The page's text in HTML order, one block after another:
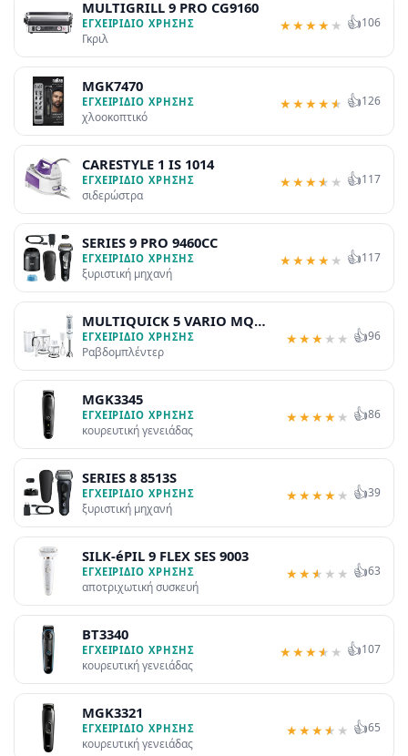
MULTIGRILL 9 PRO CG9160
ΕΓΧΕΙΡΊΔΙΟ ΧΡΉΣΗΣ
Γκριλ
★★★★ ★ 👍106
MGK7470
ΕΓΧΕΙΡΊΔΙΟ ΧΡΉΣΗΣ
χλοοκοπτικό
★★★★★ 👍126
CARESTYLE 1 IS 1014
ΕΓΧΕΙΡΊΔΙΟ ΧΡΉΣΗΣ
σιδερώστρα
★★★★ ★ 👍117
SERIES 9 PRO 9460CC
ΕΓΧΕΙΡΊΔΙΟ ΧΡΉΣΗΣ
ξυριστική μηχανή
★★★★ ★ 👍117
MULTIQUICK 5 VARIO MQ
5245 WH
ΕΓΧΕΙΡΊΔΙΟ ΧΡΉΣΗΣ
Ραβδομπλέντερ
★★★ ★ ★ 👍96
MGK3345
ΕΓΧΕΙΡΊΔΙΟ ΧΡΉΣΗΣ
κουρευτική γενειάδας
★★★★ ★ 👍86
SERIES 8 8513S
ΕΓΧΕΙΡΊΔΙΟ ΧΡΉΣΗΣ
ξυριστική μηχανή
★★★★ ★ 👍39
SILK-éPIL 9 FLEX SES 9003
ΕΓΧΕΙΡΊΔΙΟ ΧΡΉΣΗΣ
αποτριχωτική συσκευή
★★★ ★ ★ 👍63
BT3340
ΕΓΧΕΙΡΊΔΙΟ ΧΡΉΣΗΣ
κουρευτική γενειάδας
★★★★ ★ 👍107
MGK3321
ΕΓΧΕΙΡΊΔΙΟ ΧΡΉΣΗΣ
κουρευτική γενειάδας
★★★★ ★ 👍65